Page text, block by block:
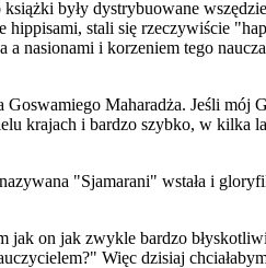
były dystrybuowane
stali się rzeczywiście
nasionami i korzeniem tego
Maharadża. Jeśli mój
krajach i bardzo szybko, w kilka
"Sjamarani" wstała i
on jak zwykle bardzo
Więc dzisiaj